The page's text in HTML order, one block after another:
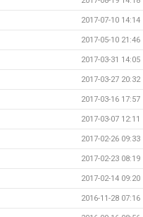
2017-07-10 14:14
2017-05-10 21:46
2017-03-31 14:05
2017-03-27 20:32
2017-03-16 17:57
2017-03-07 12:11
2017-02-26 09:33
2017-02-23 08:19
2017-02-14 09:20
2016-11-28 07:16